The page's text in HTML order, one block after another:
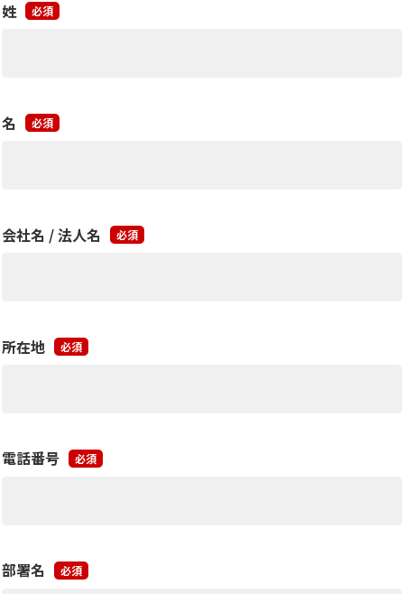
姓 必須
名 必須
会社名 / 法人名 必須
所在地 必須
電話番号 必須
部署名 必須